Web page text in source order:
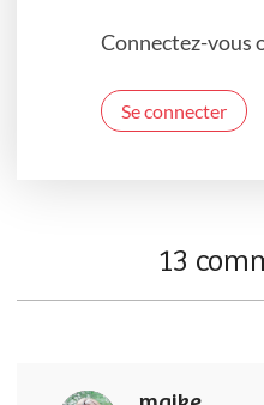
Connectez-vous
Se connecter
13